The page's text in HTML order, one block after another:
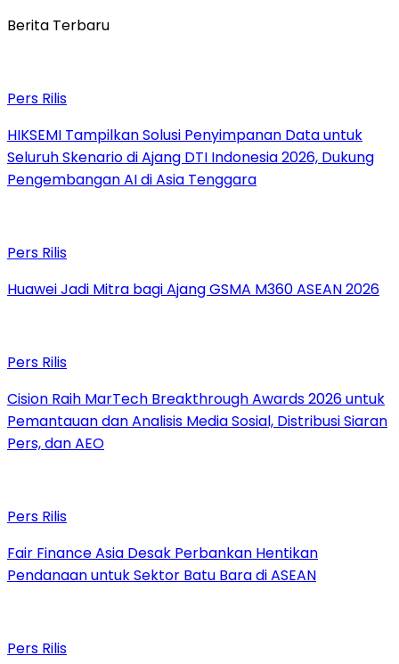
Berita Terbaru
Pers Rilis
HIKSEMI Tampilkan Solusi Penyimpanan Data untuk
Seluruh Skenario di Ajang DTI Indonesia 2026, Dukung
Pengembangan AI di Asia Tenggara
Pers Rilis
Huawei Jadi Mitra bagi Ajang GSMA M360 ASEAN 2026
Pers Rilis
Cision Raih MarTech Breakthrough Awards 2026 untuk
Pemantauan dan Analisis Media Sosial, Distribusi Siaran
Pers, dan AEO
Pers Rilis
Fair Finance Asia Desak Perbankan Hentikan
Pendanaan untuk Sektor Batu Bara di ASEAN
Pers Rilis